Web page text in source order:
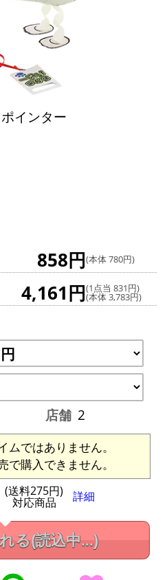
インター
858円(本体 780円)
4,161円(1点当 831円)
(本体 3,783円)
店舗 2
ではありません。
で購入できません。
(送料275円)
対応商品 詳細
る(読込中...)